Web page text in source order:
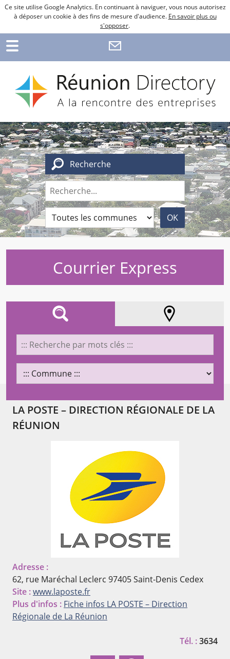
Ce site utilise Google Analytics. En continuant à naviguer, vous nous autorisez
à déposer un cookie à des fins de mesure d'audience. En savoir plus ou
s'opposer.
Recherche
Courrier Express
Chargement...
LA POSTE – DIRECTION RÉGIONALE DE LA
RÉUNION
Adresse :
62, rue Maréchal Leclerc 97405 Saint-Denis Cedex
Site :www.laposte.fr
Plus d'infos : Fiche infos LA POSTE – Direction
Régionale de La Réunion
Tél. :3634